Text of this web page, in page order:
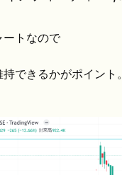
ートなので
できるかがポイント。